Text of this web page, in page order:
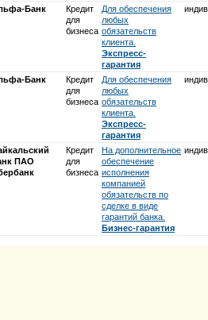
Банк
Кредит
для
бизнеса
Для обеспечения
любых
обязательств
клиента.
Экспресс-
гарантия
Банк
Кредит
для
бизнеса
Для обеспечения
любых
обязательств
клиента.
Экспресс-
гарантия
ПАО
Кредит
для
бизнеса
На дополнительное
обеспечение
исполнения
компанией
обязательств по
сделке в виде
гарантий банка.
Бизнес-гарантия